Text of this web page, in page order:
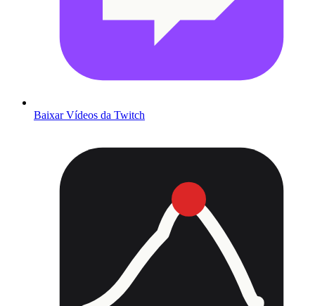
Baixar Vídeos da Twitch